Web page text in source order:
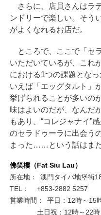
さらに、店員さんはラ
ンドリーで楽しい。そう
がよくなれるお店だ。
ところで、ここで「セ
いただいているが、これ
における1つの課題とな
いえば「エッグタルト」
挙げられることが多いの
味はよいのだが、なんだ
もあり、“コレジャナイ”
のセラドゥーラに出会う
まった……という話はま
佛笑樓（Fat Siu Lau）
所在地：
澳門タイパ地堡街
TEL：
+853-2882 5257
営業時間：
平日：12時～15
土日祝：12時～22時